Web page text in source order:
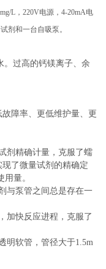
L，220V电源，4-20mA电
剂和一台自吸泵。
。过高的钙镁离子、余
障率、更低维护量、更
剂精确计量，克服了蠕
了微量试剂的精确定
量。
与泵管之间总是存在一
加快反应进程，克服了
明软管，管径大于1.5m